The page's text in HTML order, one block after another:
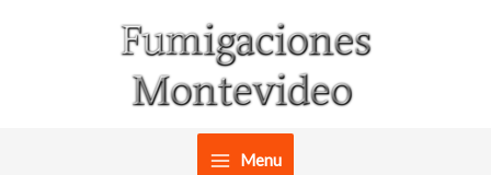
Menu